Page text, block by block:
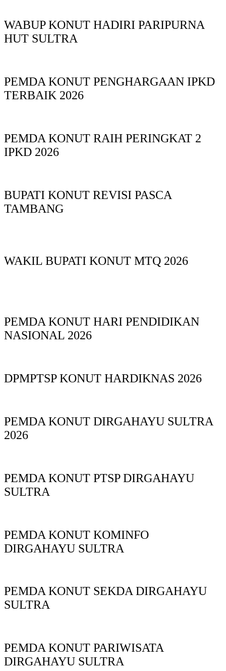
WABUP KONUT HADIRI PARIPURNA
HUT SULTRA
PEMDA KONUT PENGHARGAAN IPKD
TERBAIK 2026
PEMDA KONUT RAIH PERINGKAT 2
IPKD 2026
BUPATI KONUT REVISI PASCA
TAMBANG
WAKIL BUPATI KONUT MTQ 2026
PEMDA KONUT HARI PENDIDIKAN
NASIONAL 2026
DPMPTSP KONUT HARDIKNAS 2026
PEMDA KONUT DIRGAHAYU SULTRA
2026
PEMDA KONUT PTSP DIRGAHAYU
SULTRA
PEMDA KONUT KOMINFO
DIRGAHAYU SULTRA
PEMDA KONUT SEKDA DIRGAHAYU
SULTRA
PEMDA KONUT PARIWISATA
DIRGAHAYU SULTRA